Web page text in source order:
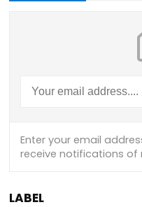
LABEL